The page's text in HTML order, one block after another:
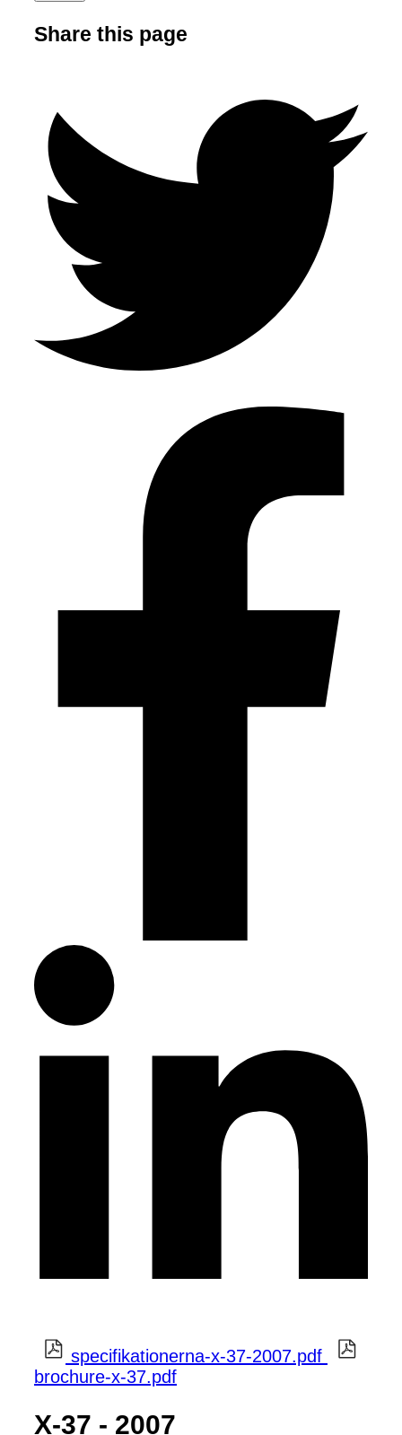
Share this page
specifikationerna-x-37-2007.pdf
brochure-x-37.pdf
X-37 - 2007